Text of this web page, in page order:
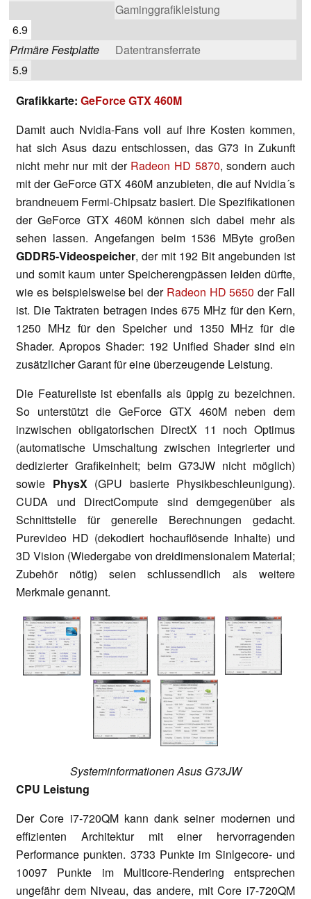
Gaminggrafikleistung
6.9
Primäre Festplatte
Datentransferrate
5.9
Grafikkarte: GeForce GTX 460M
Damit auch Nvidia-Fans voll auf ihre Kosten kommen,
hat sich Asus dazu entschlossen, das G73 in Zukunft
nicht mehr nur mit der Radeon HD 5870, sondern auch
mit der GeForce GTX 460M anzubieten, die auf Nvidia´s
brandneuem Fermi-Chipsatz basiert. Die Spezifikationen
der GeForce GTX 460M können sich dabei mehr als
sehen lassen. Angefangen beim 1536 MByte großen
GDDR5-Videospeicher, der mit 192 Bit angebunden ist
und somit kaum unter Speicherengpässen leiden dürfte,
wie es beispielsweise bei der Radeon HD 5650 der Fall
ist. Die Taktraten betragen indes 675 MHz für den Kern,
1250 MHz für den Speicher und 1350 MHz für die
Shader. Apropos Shader: 192 Unified Shader sind ein
zusätzlicher Garant für eine überzeugende Leistung.
Die Featureliste ist ebenfalls als üppig zu bezeichnen.
So unterstützt die GeForce GTX 460M neben dem
inzwischen obligatorischen DirectX 11 noch Optimus
(automatische Umschaltung zwischen integrierter und
dedizierter Grafikeinheit; beim G73JW nicht möglich)
sowie PhysX (GPU basierte Physikbeschleunigung).
CUDA und DirectCompute sind demgegenüber als
Schnittstelle für generelle Berechnungen gedacht.
Purevideo HD (dekodiert hochauflösende Inhalte) und
3D Vision (Wiedergabe von dreidimensionalem Material;
Zubehör nötig) seien schlussendlich als weitere
Merkmale genannt.
Systeminformationen Asus G73JW
CPU Leistung
Der Core i7-720QM kann dank seiner modernen und
effizienten Architektur mit einer hervorragenden
Performance punkten. 3733 Punkte im Sinlgecore- und
10097 Punkte im Multicore-Rendering entsprechen
ungefähr dem Niveau, das andere, mit Core i7-720QM